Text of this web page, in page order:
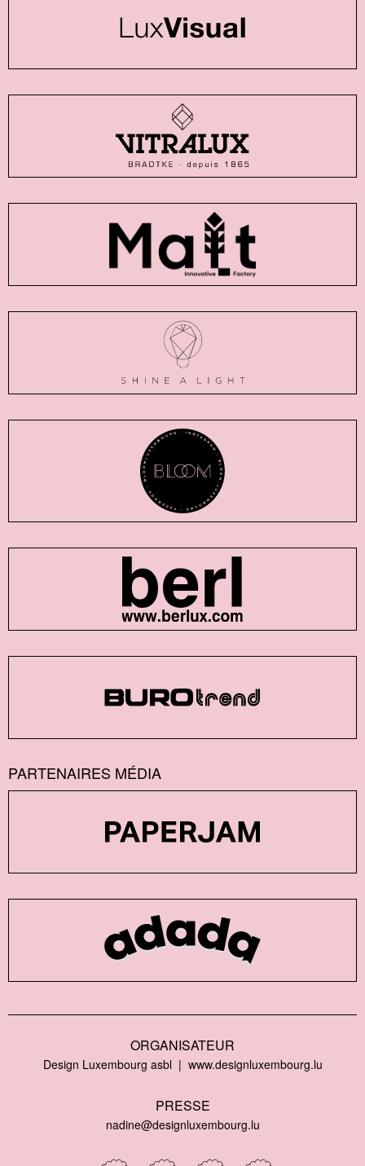
PARTENAIRES MÉDIA
ORGANISATEUR
Design Luxembourg asbl www.designluxembourg.lu
PRESSE
nadine@designluxembourg.lu